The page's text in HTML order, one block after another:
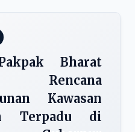
Bharat
Rencana
Kawasan
Terpadu di